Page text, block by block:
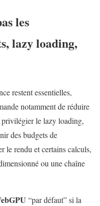
les
lazy loading,
restent essentielles,
notamment de réduire
le lazy loading,
des budgets de
le rendu et certains calculs,
ou une chaîne
“par défaut” si la